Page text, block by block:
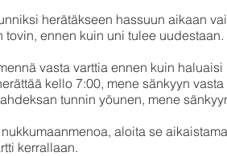
herätäkseen hassuun aikaan
tovin, ennen kuin uni tulee uudestaan.
vasta varttia ennen kuin
kello 7:00, mene sänkyyn
tunnin yöunen, mene
aloita se
kerrallaan.